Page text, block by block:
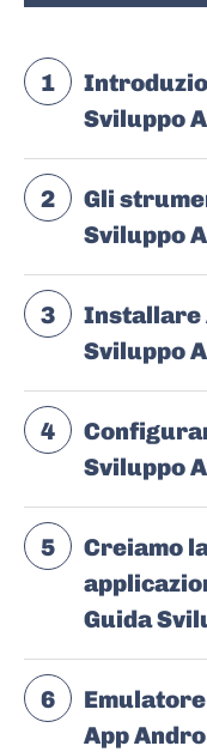
1
Sviluppo
2
Gli
Sviluppo
3
Installare
Sviluppo
4
Sviluppo
5
Creiamo
Guida
6
App